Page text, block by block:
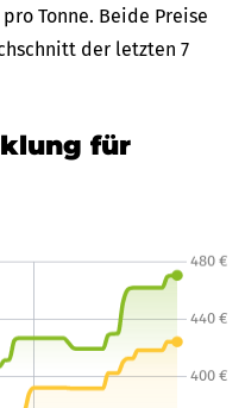
Tonne. Beide Preise
der letzten 7
für